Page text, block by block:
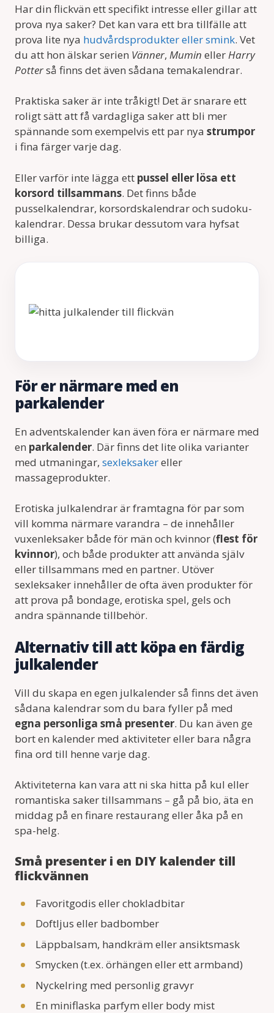
Har din flickvän ett specifikt intresse eller gillar att
prova nya saker? Det kan vara ett bra tillfälle att
prova lite nya hudvårdsprodukter eller smink. Vet
du att hon älskar serien Vänner, Mumin eller Harry
Potterså finns det även sådana temakalendrar.
Praktiska saker är inte tråkigt! Det är snarare ett
roligt sätt att få vardagliga saker att bli mer
spännande som exempelvis ett par nya strumpor
i fina färger varje dag.
Eller varför inte lägga ett pussel eller lösa ett
korsord tillsammans. Det finns både
pusselkalendrar, korsordskalendrar och sudoku-
kalendrar. Dessa brukar dessutom vara hyfsat
billiga.
För er närmare med en
parkalender
En adventskalender kan även föra er närmare med
en parkalender. Där finns det lite olika varianter
med utmaningar, sexleksakereller
massageprodukter.
Erotiska julkalendrar är framtagna för par som
vill komma närmare varandra – de innehåller
vuxenleksaker både för män och kvinnor (flest för
kvinnor), och både produkter att använda själv
eller tillsammans med en partner. Utöver
sexleksaker innehåller de ofta även produkter för
att prova på bondage, erotiska spel, gels och
andra spännande tillbehör.
Alternativ till att köpa en färdig
julkalender
Vill du skapa en egen julkalender så finns det även
sådana kalendrar som du bara fyller på med
egna personliga små presenter. Du kan även ge
bort en kalender med aktiviteter eller bara några
fina ord till henne varje dag.
Aktiviteterna kan vara att ni ska hitta på kul eller
romantiska saker tillsammans – gå på bio, äta en
middag på en finare restaurang eller åka på en
spa-helg.
Små presenter i en DIY kalender till
flickvännen
Favoritgodis eller chokladbitar
Doftljus eller badbomber
Läppbalsam, handkräm eller ansiktsmask
Smycken (t.ex. örhängen eller ett armband)
Nyckelring med personlig gravyr
En miniflaska parfym eller body mist